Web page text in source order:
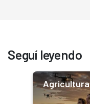
Seguí leyendo
Agricultura